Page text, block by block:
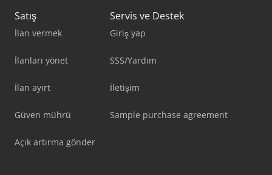
Satış
İlan vermek
İlanları yönet
İlan ayırt
Güven mührü
Açık artırma gönder
Servis ve Destek
Giriş yap
SSS/Yardım
İletişim
Sample purchase agreement